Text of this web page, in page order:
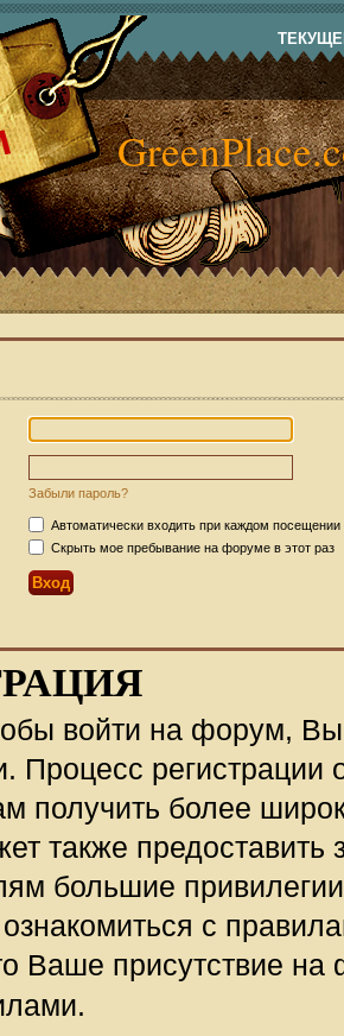
Забыли пароль?
Автоматически входить при каждом посещении
Скрыть мое пребывание на форуме в этот раз
войти на форум,
Процесс регистрации
получить более
также предоставить
большие
с
Ваше присутствие на